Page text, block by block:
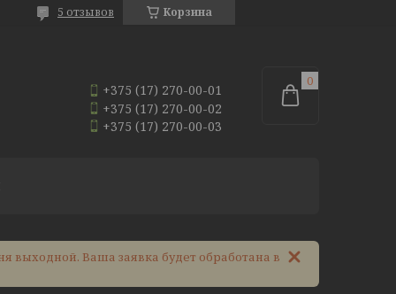
Корзина
5 отзывов
+375 (17) 270-00-01
+375 (17) 270-00-02
+375 (17) 270-00-03
выходной. Ваша заявка будет обработана в